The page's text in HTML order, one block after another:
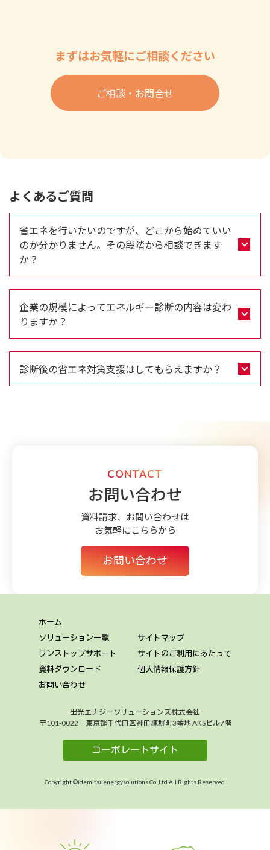
まずはお気軽にご相談ください
ご相談・お問合せ
よくあるご質問
省エネを行いたいのですが、どこから始めていい
のか分かりません。その段階から相談できます
か？
企業の規模によってエネルギー診断の内容は変わ
りますか？
診断後の省エネ対策支援はしてもらえますか？
CONTACT
お問い合わせ
資料請求、お問い合わせは
お気軽にこちらから
お問い合わせ
ホーム
ソリューション一覧
ワンストップサポート
資料ダウンロード
お問い合わせ
サイトマップ
サイトのご利用にあたって
個人情報保護方針
出光エナジーソリューションズ株式会社
〒101-0022 東京都千代田区神田練塀町3番地 AKSビル7階
コーポレートサイト
Copyright ©idemitsuenergysolutions Co.,Ltd All Rights Reserved.